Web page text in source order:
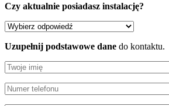
Czy aktualnie posiadasz instalację?
Uzupełnij podstawowe dane do kontaktu.